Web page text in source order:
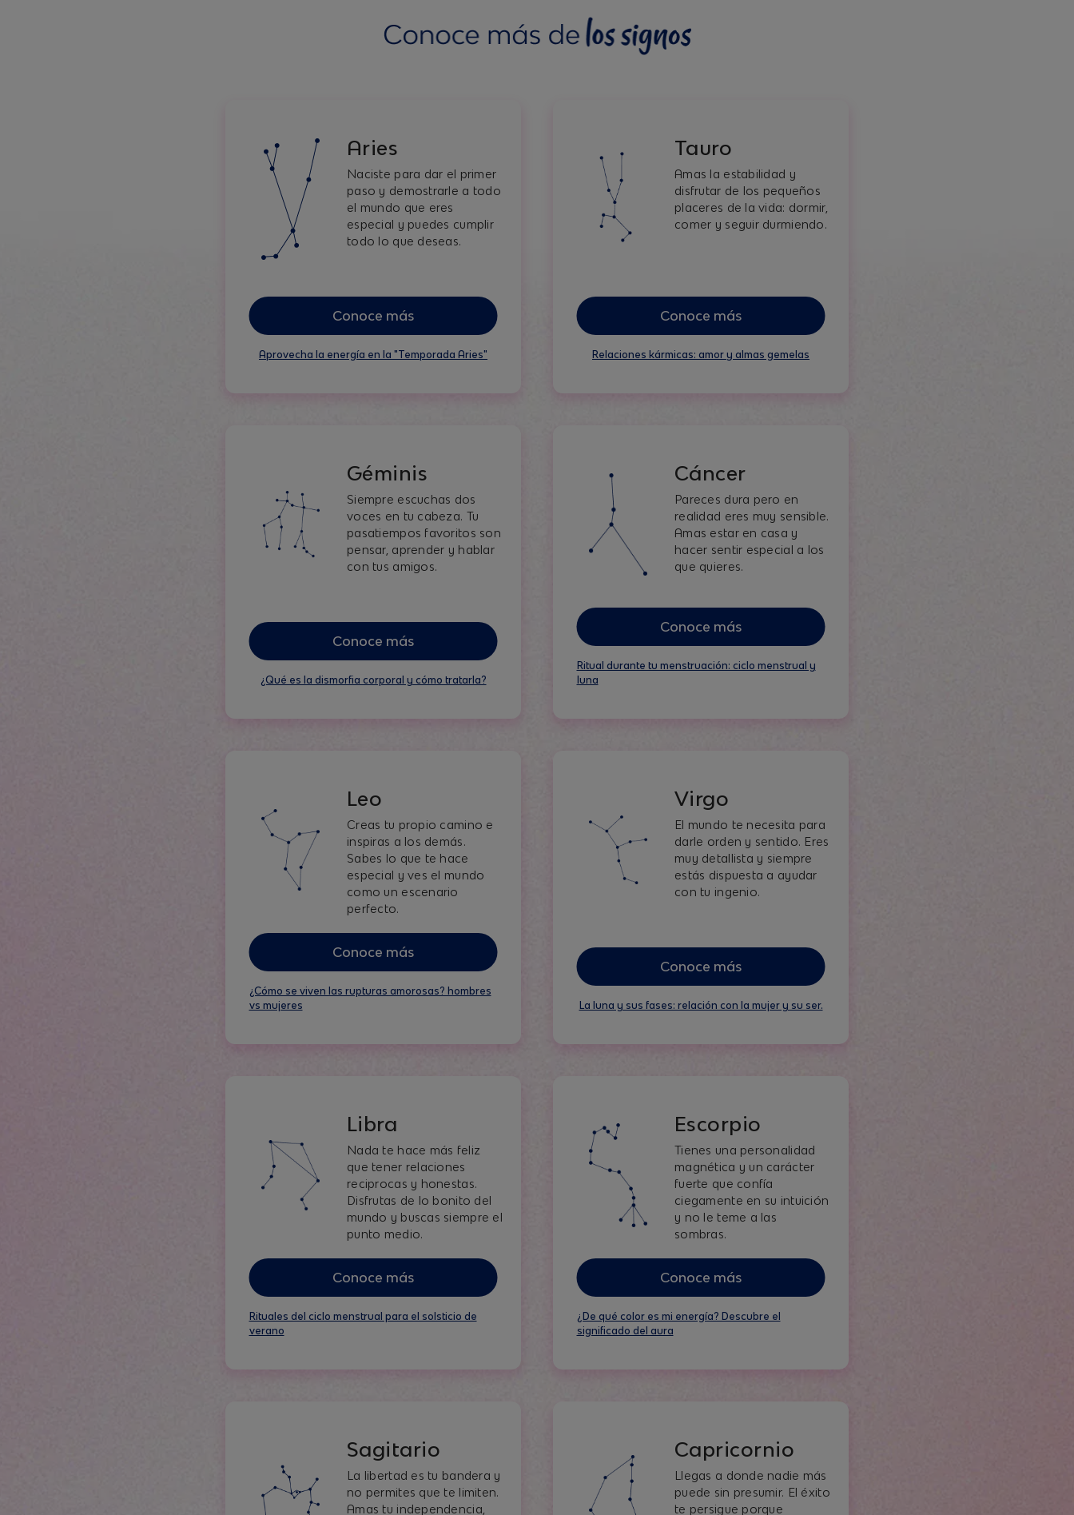
Aries
Naciste para dar el primer
paso y demostrarle a todo
el mundo que eres
especial y puedes cumplir
todo lo que deseas.
Conoce más
Aprovecha la energía en la "Temporada Aries"
Tauro
Amas la estabilidad y
disfrutar de los pequeños
placeres de la vida: dormir,
comer y seguir durmiendo.
Conoce más
Relaciones kármicas: amor y almas gemelas
Géminis
Siempre escuchas dos
voces en tu cabeza. Tu
pasatiempos favoritos son
pensar, aprender y hablar
con tus amigos.
Conoce más
¿Qué es la dismorfia corporal y cómo tratarla?
Cáncer
Pareces dura pero en
realidad eres muy sensible.
Amas estar en casa y
hacer sentir especial a los
que quieres.
Conoce más
Ritual durante tu menstruación: ciclo menstrual y
luna
Leo
Creas tu propio camino e
inspiras a los demás.
Sabes lo que te hace
especial y ves el mundo
como un escenario
perfecto.
Conoce más
¿Cómo se viven las rupturas amorosas? hombres
vs mujeres
Virgo
El mundo te necesita para
darle orden y sentido. Eres
muy detallista y siempre
estás dispuesta a ayudar
con tu ingenio.
Conoce más
La luna y sus fases: relación con la mujer y su ser.
Libra
Nada te hace más feliz
que tener relaciones
reciprocas y honestas.
Disfrutas de lo bonito del
mundo y buscas siempre el
punto medio.
Conoce más
Rituales del ciclo menstrual para el solsticio de
verano
Escorpio
Tienes una personalidad
magnética y un carácter
fuerte que confía
ciegamente en su intuición
y no le teme a las
sombras.
Conoce más
¿De qué color es mi energía? Descubre el
significado del aura
Sagitario
La libertad es tu bandera y
no permites que te limiten.
Amas tu independencia,
Capricornio
Llegas a donde nadie más
puede sin presumir. El éxito
te persigue porque